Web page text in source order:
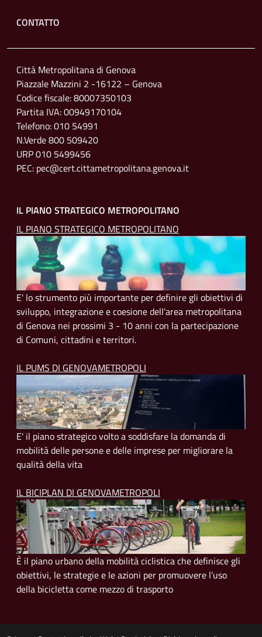
Footer menu
CONTATTO
Città Metropolitana di Genova
Piazzale Mazzini 2 -16122 – Genova
Codice fiscale: 80007350103
Partita IVA: 00949170104
Telefono: 010 54991
N.Verde 800 509420
URP 010 5499456
PEC: pec@cert.cittametropolitana.genova.it
IL PIANO STRATEGICO METROPOLITANO
IL PIANO STRATEGICO METROPOLITANO
E' lo strumento più importante per definire gli obiettivi di
sviluppo, integrazione e coesione dell'area metropolitana
di Genova nei prossimi 3 - 10 anni con la partecipazione
di Comuni, cittadini e territori.
IL PUMS DI GENOVAMETROPOLI
E' il piano strategico volto a soddisfare la domanda di
mobilità delle persone e delle imprese per migliorare la
qualità della vita
IL BICIPLAN DI GENOVAMETROPOLI
È il piano urbano della mobilità ciclistica che definisce gli
obiettivi, le strategie e le azioni per promuovere l’uso
della bicicletta come mezzo di trasporto